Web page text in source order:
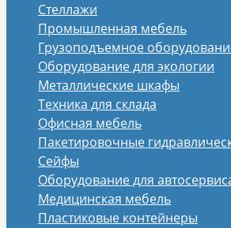
Стеллажи
Промышленная мебель
Грузоподъемное
Оборудование для экологии
Металлические шкафы
Техника для склада
Офисная мебель
Пакетировочные
Сейфы
Оборудование для
Медицинская мебель
Пластиковые контейнеры